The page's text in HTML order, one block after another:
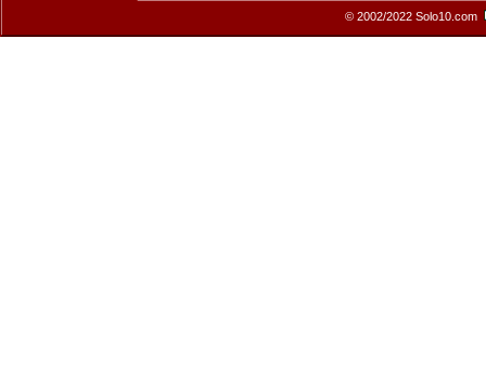
© 2002/2022 Solo10.com